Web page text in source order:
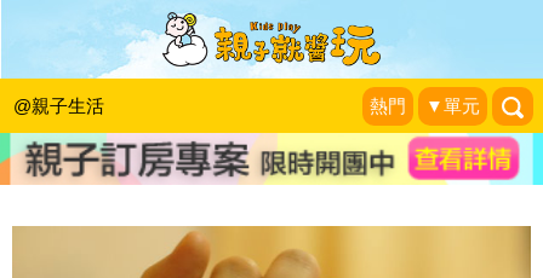
@親子生活 熱門 ▼單元
小手影響大腦～善用玩具讓孩童的手部
發展更好
雙寶&治療師阿木育兒戰|2015-05-25